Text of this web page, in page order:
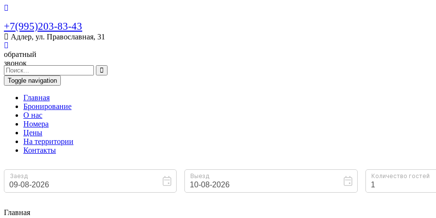
+7(995)203-83-43
Адлер, ул. Православная, 31
обратный
звонок
Toggle navigation
Главная
Бронирование
O нас
Номера
Цены
На территории
Контакты
Главная